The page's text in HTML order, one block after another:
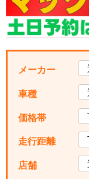
メーカー
車種
価格帯
走行距離
店舗